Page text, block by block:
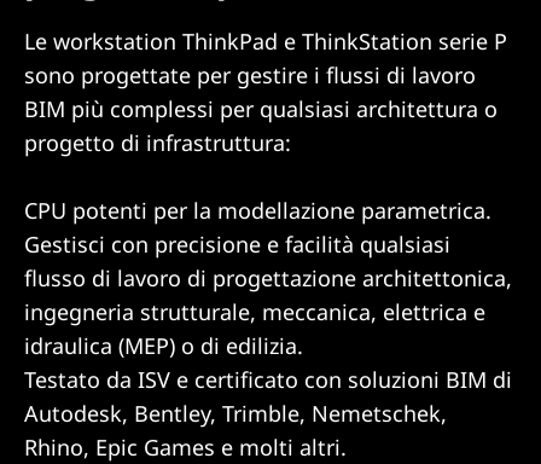
Le workstation ThinkPad e ThinkStation serie P
sono progettate per gestire i flussi di lavoro
BIM più complessi per qualsiasi architettura o
progetto di infrastruttura:
CPU potenti per la modellazione parametrica.
Gestisci con precisione e facilità qualsiasi
flusso di lavoro di progettazione architettonica,
ingegneria strutturale, meccanica, elettrica e
idraulica (MEP) o di edilizia.
Testato da ISV e certificato con soluzioni BIM di
Autodesk, Bentley, Trimble, Nemetschek,
Rhino, Epic Games e molti altri.